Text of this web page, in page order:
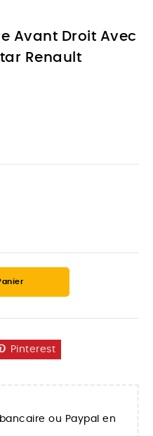
Avant Droit Avec
Renault
Pinterest
ou Paypal en